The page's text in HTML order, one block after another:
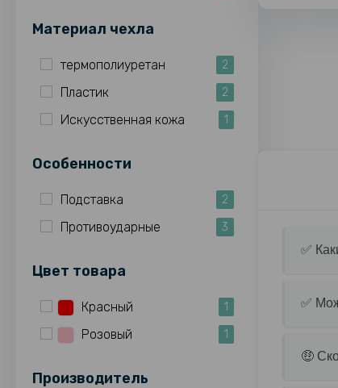
Материал чехла
термополиуретан 2
Пластик 2
Искусственная кожа 1
Особенности
Подставка 2
Противоударные 3
Цвет товара
Красный 1
Розовый 1
Производитель
✅
✅
🤑